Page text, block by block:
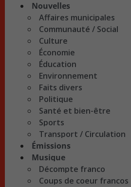
Nouvelles
Affaires municipales
Communauté / Social
Culture
Économie
Éducation
Environnement
Faits divers
Politique
Santé et bien-être
Sports
Transport / Circulation
Émissions
Musique
Décompte franco
Coups de coeur francos